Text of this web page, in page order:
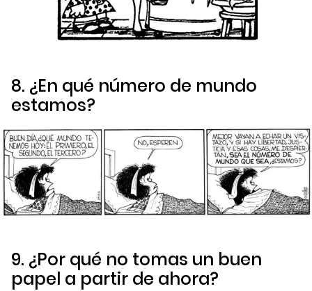
8. ¿En qué número de mundo
estamos?
9. ¿Por qué no tomas un buen
papel a partir de ahora?